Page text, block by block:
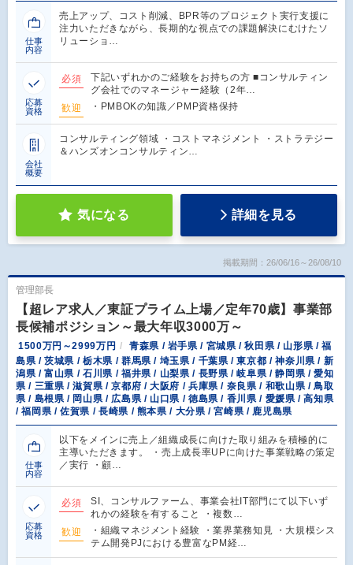
仕事
内容
売上アップ、コスト削減、BPR等のプロジェクト実行支援に
注力いただきながら、長期的な視点での課題解決にむけたソ
リューショ…
応募
資格
必須
下記いずれかのご経験をお持ちの方 ■コンサルティン
グ会社でのマネージャー経験（2年…
歓迎
・PMBOKの知識／PMP資格保持
会社
概要
コンサルティング領域 ・コストマネジメント ・ストラテジー
＆ハンズオンコンサルティン…
気になる 詳細を見る
掲載期間：26/06/16～26/08/10
管理部長
【超レア求人／東証プライム上場／定年70歳】事業部
長候補ポジション～最大年収3000万～
1500万円～2999万円
青森県 / 岩手県 / 宮城県 / 秋田県 / 山形県 / 福
島県 / 茨城県 / 栃木県 / 群馬県 / 埼玉県 / 千葉県 / 東京都 / 神奈川県 / 新
潟県 / 富山県 / 石川県 / 福井県 / 山梨県 / 長野県 / 岐阜県 / 静岡県 / 愛知
県 / 三重県 / 滋賀県 / 京都府 / 大阪府 / 兵庫県 / 奈良県 / 和歌山県 / 鳥取
県 / 島根県 / 岡山県 / 広島県 / 山口県 / 徳島県 / 香川県 / 愛媛県 / 高知県
/ 福岡県 / 佐賀県 / 長崎県 / 熊本県 / 大分県 / 宮崎県 / 鹿児島県
仕事
内容
以下をメインに売上／組織成長に向けた取り組みを積極的に
主導いただきます。 ・売上成長率UPに向けた事業戦略の策定
／実行 ・顧…
応募
資格
必須
SI、コンサルファーム、事業会社IT部門にて以下いず
れかの経験を有すること ・複数…
歓迎
・組織マネジメント経験 ・業界業務知見 ・大規模シス
テム開発PJにおける豊富なPM経…